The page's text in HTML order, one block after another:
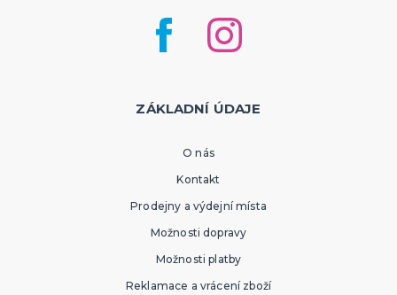
ZÁKLADNÍ ÚDAJE
O nás
Kontakt
Prodejny a výdejní místa
Možnosti dopravy
Možnosti platby
Reklamace a vrácení zboží